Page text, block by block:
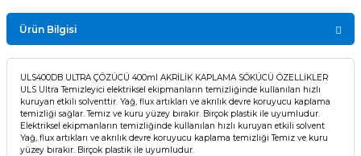
Ürün Bilgisi
ULS400DB ULTRA ÇÖZÜCÜ 400ml AKRİLİK KAPLAMA SÖKÜCÜ ÖZELLİKLER
ULS Ultra Temizleyici elektriksel ekipmanların temizliğinde kullanılan hızlı
kuruyan etkili solventtir. Yağ, flux artıkları ve akrılık devre koruyucu kaplama
temizliği sağlar. Temiz ve kuru yüzey bırakır. Birçok plastik ile uyumludur.
Elektriksel ekipmanların temizliğinde kullanılan hızlı kuruyan etkili solvent
Yağ, flux artıkları ve akrılık devre koruyucu kaplama temizliği Temiz ve kuru
yüzey bırakır. Birçok plastik ile uyumludur.